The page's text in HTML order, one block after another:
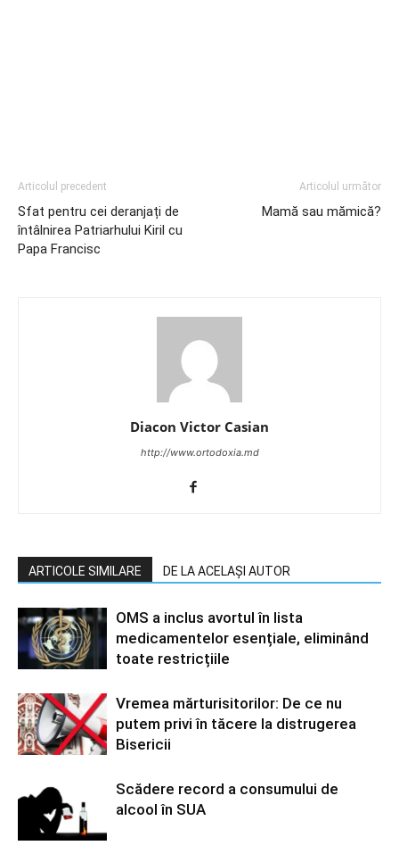
Articolul precedent
Sfat pentru cei deranjați de
întâlnirea Patriarhului Kiril cu
Papa Francisc
Articolul următor
Mamă sau mămică?
Diacon Victor Casian
http://www.ortodoxia.md
ARTICOLE SIMILARE DE LA ACELAȘI AUTOR
OMS a inclus avortul în lista
medicamentelor esențiale, eliminând
toate restricțiile
Vremea mărturisitorilor: De ce nu
putem privi în tăcere la distrugerea
Bisericii
Scădere record a consumului de
alcool în SUA